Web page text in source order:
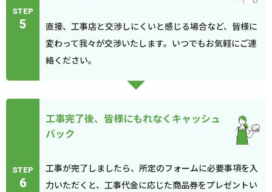
STEP
5
直接、工事店と交渉しにくいと感じる場合など、皆様に
変わって我々が交渉いたします。いつでもお気軽にご連
絡ください。
STEP
6
工事完了後、皆様にもれなくキャッシュ
バック
工事が完了しましたら、所定のフォームに必要事項を入
力いただくと、工事代金に応じた商品券をプレゼントい